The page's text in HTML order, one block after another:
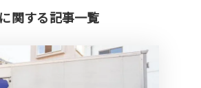
関する記事一覧